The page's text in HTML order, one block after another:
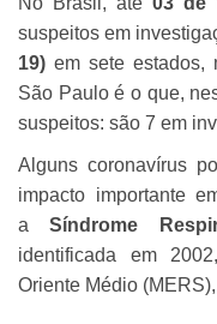
suspeitos em
19) em sete estados,
São Paulo é o que,
suspeitos: são 7 em
Alguns coronavírus
impacto importante
aSíndrome
identificada em
Oriente Médio